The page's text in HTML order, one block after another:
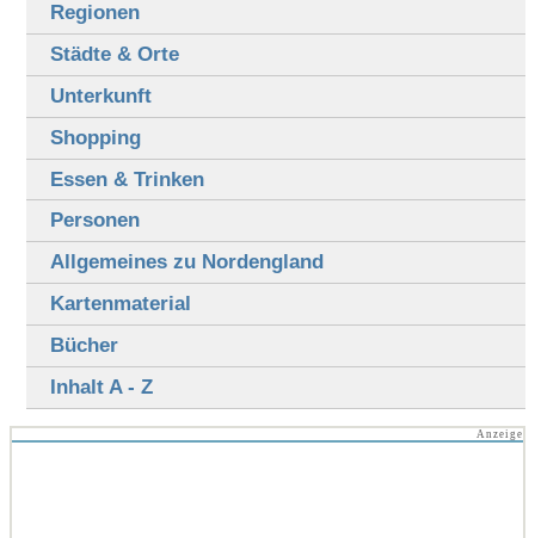
Regionen
Städte & Orte
Unterkunft
Shopping
Essen & Trinken
Personen
Allgemeines zu Nordengland
Kartenmaterial
Bücher
Inhalt A - Z
Anzeige